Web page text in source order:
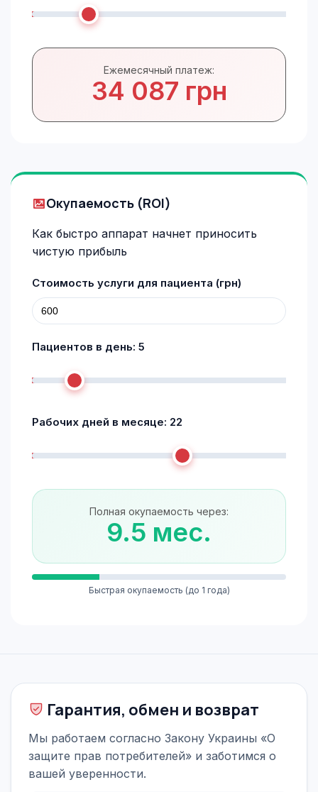
Ежемесячный платеж:
34 087 грн
Окупаемость (ROI)
Как быстро аппарат начнет приносить
чистую прибыль
Стоимость услуги для пациента (грн)
Пациентов в день: 5
Рабочих дней в месяце: 22
Полная окупаемость через:
9.5 мес.
Быстрая окупаемость (до 1 года)
Гарантия, обмен и возврат
Мы работаем согласно Закону Украины «О
защите прав потребителей» и заботимся о
вашей уверенности.